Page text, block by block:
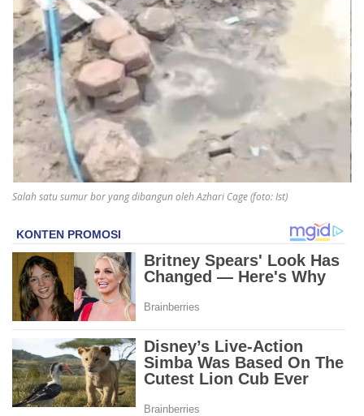
Salah satu sumur bor yang dibangun oleh Azhari Cage (foto: Ist)